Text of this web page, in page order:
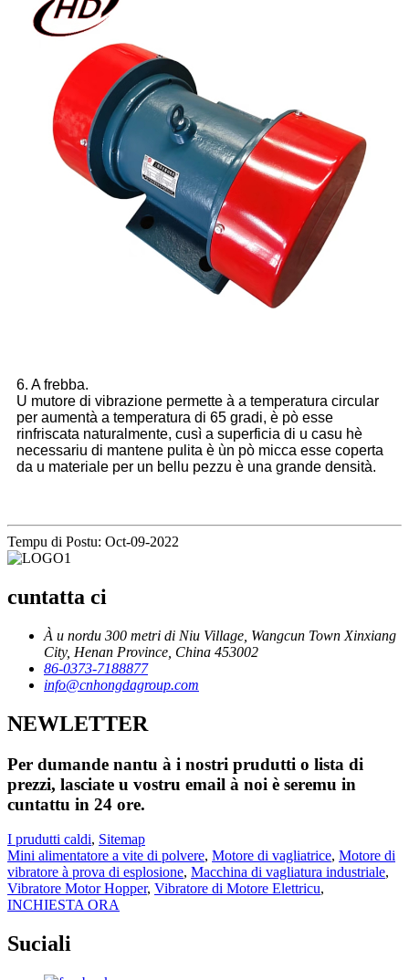
6. A frebba.
U mutore di vibrazione permette à a temperatura circular
per aumentà a temperatura di 65 gradi, è pò esse
rinfriscata naturalmente, cusì a superficia di u casu hè
necessariu di mantene pulita è ùn pò micca esse coperta
da u materiale per un bellu pezzu è una grande densità.
Tempu di Postu: Oct-09-2022
cuntatta ci
À u nordu 300 metri di Niu Village, Wangcun Town Xinxiang
City, Henan Province, China 453002
86-0373-7188877
info@cnhongdagroup.com
NEWLETTER
Per dumande nantu à i nostri prudutti o lista di
prezzi, lasciate u vostru email à noi è seremu in
cuntattu in 24 ore.
I prudutti caldi, Sitemap
Mini alimentatore a vite di polvere, Motore di vagliatrice, Motore di
vibratore à prova di esplosione, Macchina di vagliatura industriale,
Vibratore Motor Hopper, Vibratore di Motore Elettricu,
INCHIESTA ORA
Suciali